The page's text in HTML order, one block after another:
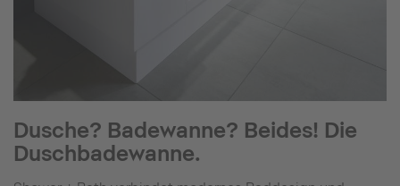
Dusche? Badewanne? Beides! Die
Duschbadewanne.